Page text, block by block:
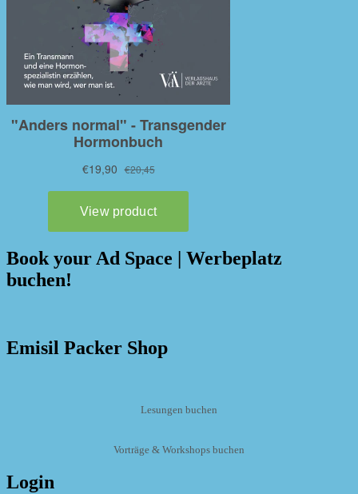
Book your Ad Space | Werbeplatz
buchen!
Emisil Packer Shop
Lesungen buchen
Vorträge & Workshops buchen
Login